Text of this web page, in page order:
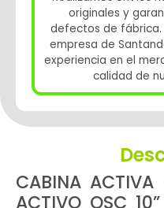
originales y
defectos de fábrica.
empresa de
experiencia en el
calidad de
CABINA ACTIVA
ACTIVO QSC